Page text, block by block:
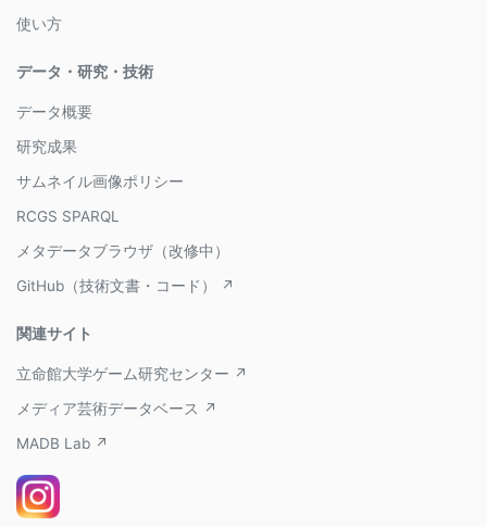
使い方
データ・研究・技術
データ概要
研究成果
サムネイル画像ポリシー
RCGS SPARQL
メタデータブラウザ（改修中）
GitHub（技術文書・コード） ↗
関連サイト
立命館大学ゲーム研究センター ↗
メディア芸術データベース ↗
MADB Lab ↗